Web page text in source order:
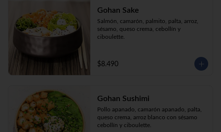
Gohan Sake
Salmón, camarón, palmito, palta, arroz,
sésamo, queso crema, cebollín y
ciboulette.
$8.490
Gohan Sushimi
Pollo apanado, camarón apanado, palta,
queso crema, arroz blanco con sésamo
cebollín y ciboulette.